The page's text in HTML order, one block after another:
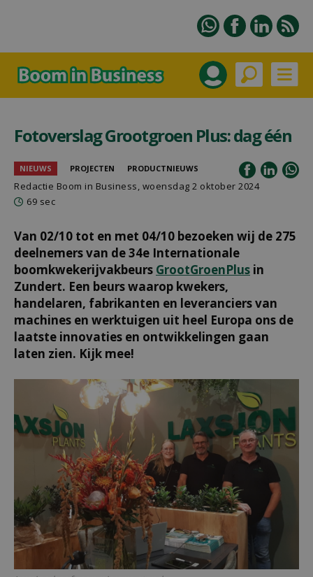
Fotoverslag Grootgroen Plus: dag één
NIEUWS PROJECTEN PRODUCTNIEUWS
Redactie Boom in Business, woensdag 2 oktober 2024
69 sec
Van 02/10 tot en met 04/10 bezoeken wij de 275
deelnemers van de 34e Internationale
boomkwekerijvakbeurs GrootGroenPlus in
Zundert. Een beurs waarop kwekers,
handelaren, fabrikanten en leveranciers van
machines en werktuigen uit heel Europa ons de
laatste innovaties en ontwikkelingen gaan
laten zien. Kijk mee!